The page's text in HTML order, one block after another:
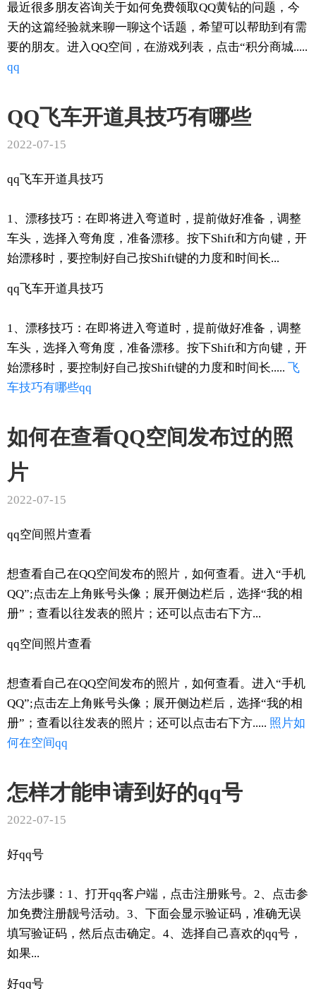
最近很多朋友咨询关于如何免费领取QQ黄钻的问题，今
天的这篇经验就来聊一聊这个话题，希望可以帮助到有需
要的朋友。进入QQ空间，在游戏列表，点击“积分商城.....
qq
QQ飞车开道具技巧有哪些
2022-07-15
qq飞车开道具技巧
1、漂移技巧：在即将进入弯道时，提前做好准备，调整
车头，选择入弯角度，准备漂移。按下Shift和方向键，开
始漂移时，要控制好自己按Shift键的力度和时间长...
qq飞车开道具技巧
1、漂移技巧：在即将进入弯道时，提前做好准备，调整
车头，选择入弯角度，准备漂移。按下Shift和方向键，开
始漂移时，要控制好自己按Shift键的力度和时间长..... 飞
车技巧有哪些qq
如何在查看QQ空间发布过的照
片
2022-07-15
qq空间照片查看
想查看自己在QQ空间发布的照片，如何查看。进入“手机
QQ”;点击左上角账号头像；展开侧边栏后，选择“我的相
册”；查看以往发表的照片；还可以点击右下方...
qq空间照片查看
想查看自己在QQ空间发布的照片，如何查看。进入“手机
QQ”;点击左上角账号头像；展开侧边栏后，选择“我的相
册”；查看以往发表的照片；还可以点击右下方..... 照片如
何在空间qq
怎样才能申请到好的qq号
2022-07-15
好qq号
方法步骤：1、打开qq客户端，点击注册账号。2、点击参
加免费注册靓号活动。3、下面会显示验证码，准确无误
填写验证码，然后点击确定。4、选择自己喜欢的qq号，
如果...
好qq号